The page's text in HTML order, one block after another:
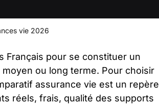
vie 2026
Français pour se constituer un
ou long terme. Pour choisir
assurance vie est un repère
réels, frais, qualité des supports